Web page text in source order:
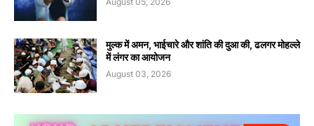
मुल्क में अमन, भाईचारे और शांति की दुआ की, ढलगर मोहल्ले
में लंगर का आयोजन
August 03, 2026